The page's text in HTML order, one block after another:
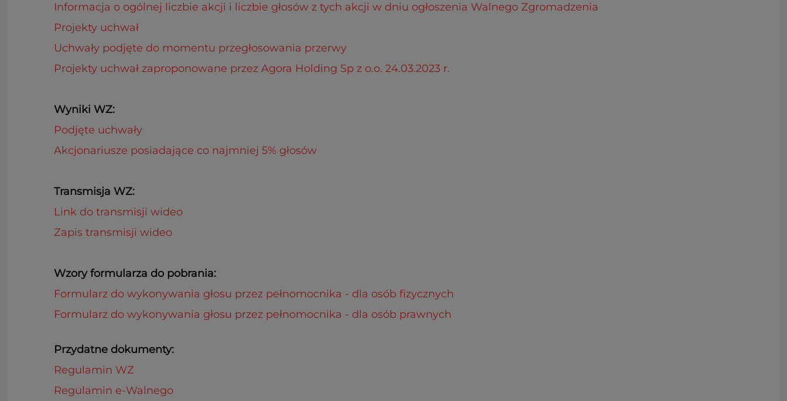
Informacja o ogólnej liczbie akcji i liczbie głosów z tych akcji w dniu ogłoszenia Walnego Zgromadzenia
Projekty uchwał
Uchwały podjęte do momentu przegłosowania przerwy
Projekty uchwał zaproponowane przez Agora Holding Sp z o.o. 24.03.2023 r.
Wyniki WZ:
Podjęte uchwały
Akcjonariusze posiadające co najmniej 5% głosów
Transmisja WZ:
Link do transmisji wideo
Zapis transmisji wideo
Wzory formularza do pobrania:
Formularz do wykonywania głosu przez pełnomocnika - dla osób fizycznych
Formularz do wykonywania głosu przez pełnomocnika - dla osób prawnych
Przydatne dokumenty:
Regulamin WZ
Regulamin e-Walnego